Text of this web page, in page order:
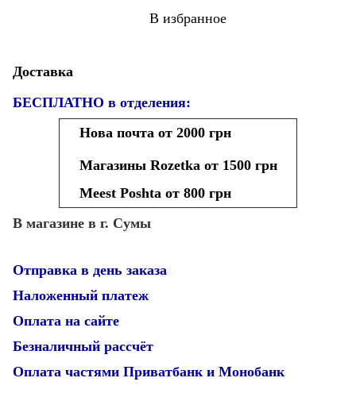
В избранное
Доставка
БЕСПЛАТНО в отделения:
Нова почта от 2000 грн
Магазины Rozetka от 1500 грн
Meest Poshta от 800 грн
В магазине в г. Сумы
Отправка в день заказа
Наложенный платеж
Оплата на сайте
Безналичный рассчёт
Оплата частями Приватбанк и Монобанк